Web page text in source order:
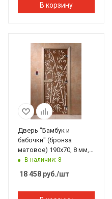
В корзину
Дверь "Бамбук и
бабочки" (бронза
матовое) 190х70, 8 мм, 3
петли, коробка ольха.
Банный Эксперт
В наличии: 8
18 458 руб./шт